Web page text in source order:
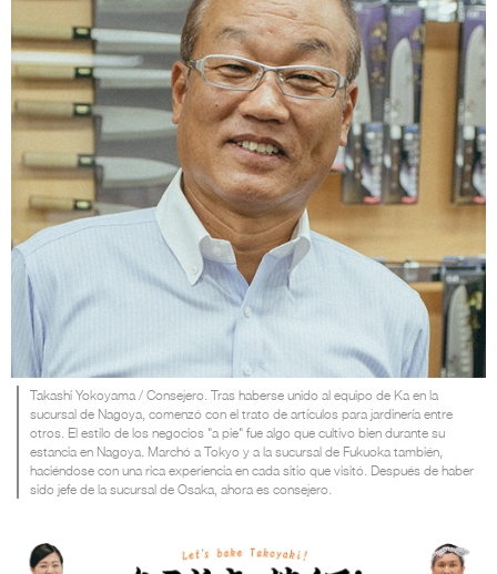
Takashi Yokoyama / Consejero. Tras haberse unido al equipo de Ka en la
sucursal de Nagoya, comenzó con el trato de artículos para jardinería entre
otros. El estilo de los negocios "a pie" fue algo que cultivo bien durante su
estancia en Nagoya. Marchó a Tokyo y a la sucursal de Fukuoka también,
haciéndose con una rica experiencia en cada sitio que visitó. Después de haber
sido jefe de la sucursal de Osaka, ahora es consejero.